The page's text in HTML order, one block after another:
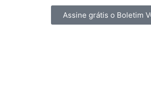
Assine grátis o Boletim